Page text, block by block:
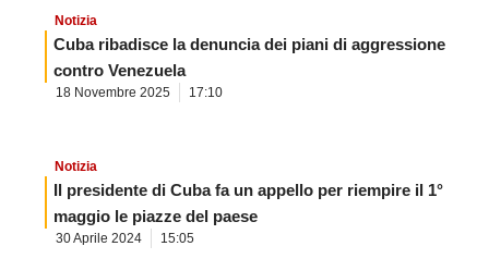
Notizia
Cuba ribadisce la denuncia dei piani di aggressione
contro Venezuela
18 Novembre 2025 17:10
Notizia
Il presidente di Cuba fa un appello per riempire il 1°
maggio le piazze del paese
30 Aprile 2024 15:05